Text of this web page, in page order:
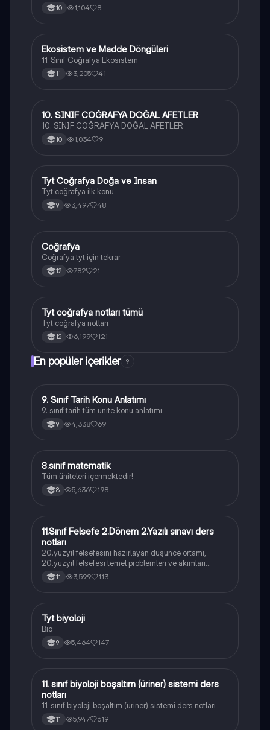
10 1,104 8
Coğrafya
Ekosistem ve Madde Döngüleri
11. Sınıf Coğrafya Ekosistem
11 3,205 41
Coğrafya
10. SINIF COĞRAFYA DOĞAL AFETLER
10. SINIF COĞRAFYA DOĞAL AFETLER
10 1,034 9
Coğrafya
Tyt Coğrafya Doğa ve İnsan
Tyt coğrafya ilk konu
9 3,497 48
Coğrafya
Coğrafya
Coğrafya tyt için tekrar
12 782 21
Coğrafya
Tyt coğrafya notları tümü
Tyt coğrafya notları
12 6,199 121
En popüler içerikler 9
Tarih
9. Sınıf Tarih Konu Anlatımı
9. sınıf tarih tüm ünite konu anlatımı
9 4,338 69
Matematik
8.sınıf matematik
Tüm üniteleri içermektedir!
8 5,636 198
Felsefe
11.Sınıf Felsefe 2.Dönem 2.Yazılı sınavı ders
notları
20.yüzyıl felsefesini hazırlayan düşünce ortamı,
20.yüzyıl felsefesi temel problemleri ve akımları
konularını içermektedir
11 3,599 113
Biyoloji
Tyt biyoloji
Bio
9 5,464 147
Biyoloji
11. sınıf biyoloji boşaltım (üriner) sistemi ders
notları
11. sınıf biyoloji boşaltım (üriner) sistemi ders notları
11 5,947 619